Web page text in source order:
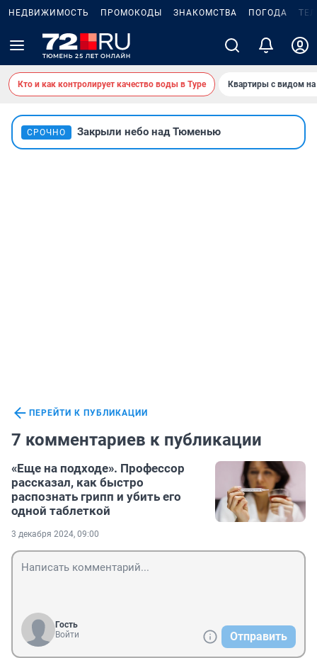
НЕДВИЖИМОСТЬ ПРОМОКОДЫ ЗНАКОМСТВА ПОГОДА
Кто и как контролирует качество воды в Туре Квартиры с видом на
СРОЧНО Закрыли небо над Тюменью
ПЕРЕЙТИ К ПУБЛИКАЦИИ
7 комментариев к публикации
«Еще на подходе». Профессор
рассказал, как быстро
распознать грипп и убить его
одной таблеткой
3 декабря 2024, 09:00
Гость
Войти
Отправить